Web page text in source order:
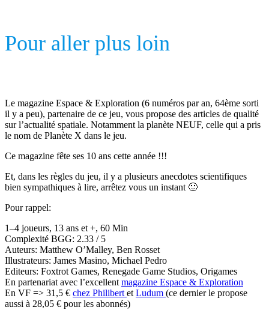
Pour aller plus loin
Le magazine Espace & Exploration (6 numéros par an, 64ème sorti
il y a peu), partenaire de ce jeu, vous propose des articles de qualité
sur l’actualité spatiale. Notamment la planète NEUF, celle qui a pris
le nom de Planète X dans le jeu.
Ce magazine fête ses 10 ans cette année !!!
Et, dans les règles du jeu, il y a plusieurs anecdotes scientifiques
bien sympathiques à lire, arrêtez vous un instant 🙂
Pour rappel:
1–4 joueurs, 13 ans et +, 60 Min
Complexité BGG: 2.33 / 5
Auteurs: Matthew O’Malley, Ben Rosset
Illustrateurs: James Masino, Michael Pedro
Editeurs: Foxtrot Games, Renegade Game Studios, Origames
En partenariat avec l’excellent magazine Espace & Exploration
En VF => 31,5 € chez Philibert et Ludum (ce dernier le propose
aussi à 28,05 € pour les abonnés)